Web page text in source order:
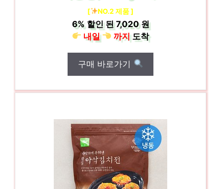
[ NO.2 제품 ]
6%할인 된7,020 원
내일
까지도착
구매 바로가기